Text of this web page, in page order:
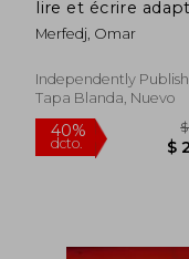
lire et écrire
pour les débutants
jeunes et adultes:
d'apprentissage
l'alphabet, lecture
Merfedj, Omar
Independently
Tapa Blanda, Nuevo